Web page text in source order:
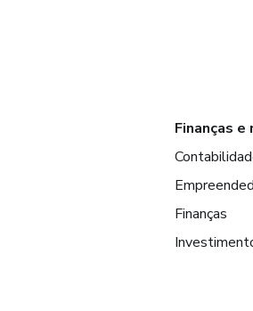
Finanças e
Finanças